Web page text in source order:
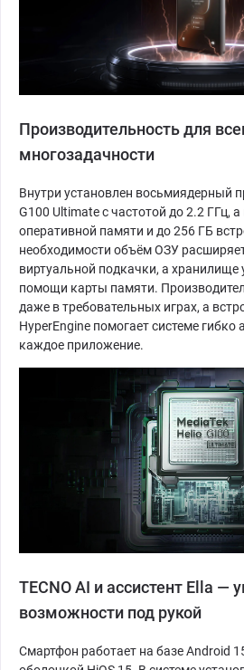
Производительность для
многозадачности
Внутри установлен восьмиядерный
G100 Ultimate с частотой до 2.2 ГГц,
оперативной памяти и до 256 ГБ
необходимости объём ОЗУ
виртуальной подкачки, а хранилище
помощи карты памяти.
даже в требовательных играх, а
HyperEngine помогает системе гибко
каждое приложение.
TECNO AI и ассистент Ella —
возможности под рукой
Смартфон работает на базе Android